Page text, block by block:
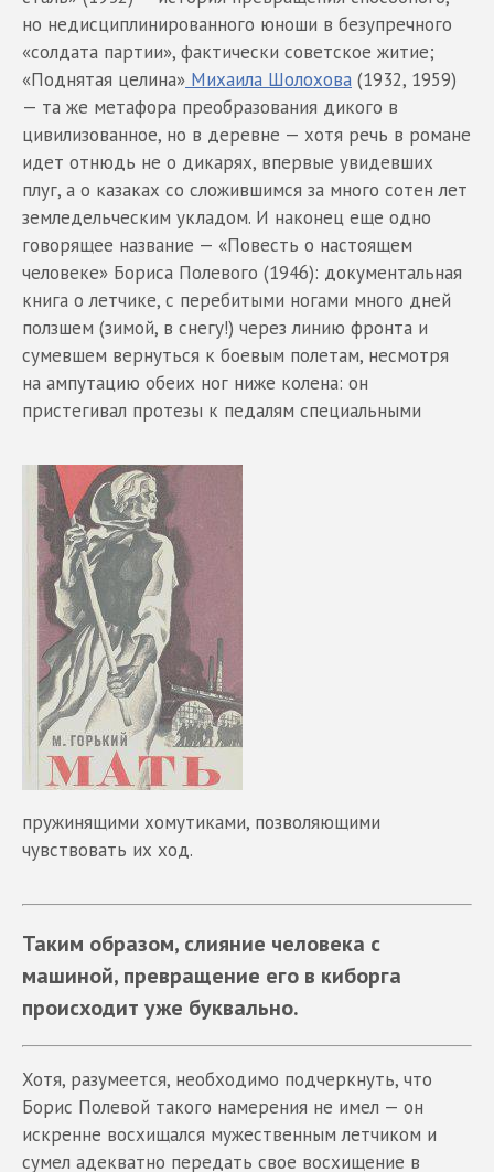
но недисциплинированного юноши в безупречного
«солдата партии», фактически советское житие;
«Поднятая целина» Михаила Шолохова (1932, 1959)
— та же метафора преобразования дикого в
цивилизованное, но в деревне — хотя речь в романе
идет отнюдь не о дикарях, впервые увидевших
плуг, а о казаках со сложившимся за много сотен лет
земледельческим укладом. И наконец еще одно
говорящее название — «Повесть о настоящем
человеке» Бориса Полевого (1946): документальная
книга о летчике, с перебитыми ногами много дней
ползшем (зимой, в снегу!) через линию фронта и
сумевшем вернуться к боевым полетам, несмотря
на ампутацию обеих ног ниже колена: он
пристегивал протезы к педалям специальными
пружинящими хомутиками, позволяющими
чувствовать их ход.
Таким образом, слияние человека с
машиной, превращение его в киборга
происходит уже буквально.
Хотя, разумеется, необходимо подчеркнуть, что
Борис Полевой такого намерения не имел — он
искренне восхищался мужественным летчиком и
сумел адекватно передать свое восхищение в